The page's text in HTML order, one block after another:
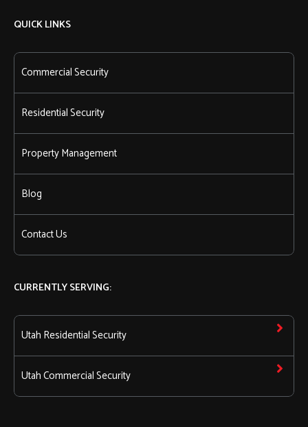
QUICK LINKS
Commercial Security
Residential Security
Property Management
Blog
Contact Us
CURRENTLY SERVING:
Utah Residential Security
Utah Commercial Security